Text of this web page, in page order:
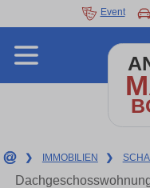
Event
❯ IMMOBILIEN ❯